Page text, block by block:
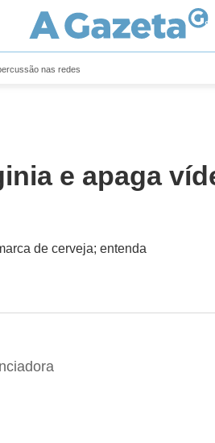
nas redes
e apaga
de cerveja; entenda